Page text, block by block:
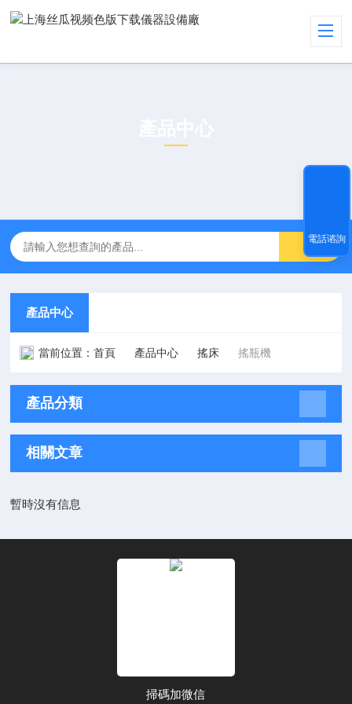
產品中心
當前位置：首頁 產品中心 搖床 搖瓶機
產品分類
相關文章
暫時沒有信息
掃碼加微信
電話谘詢